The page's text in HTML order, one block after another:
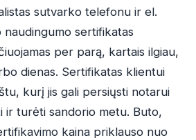
sutvarko telefonu ir el.
sertifikatas
per parą, kartais ilgiau,
dienas. Sertifikatas klientui
kurį jis gali persiųsti notarui
ir turėti sandorio metu. Buto,
kaina priklauso nuo